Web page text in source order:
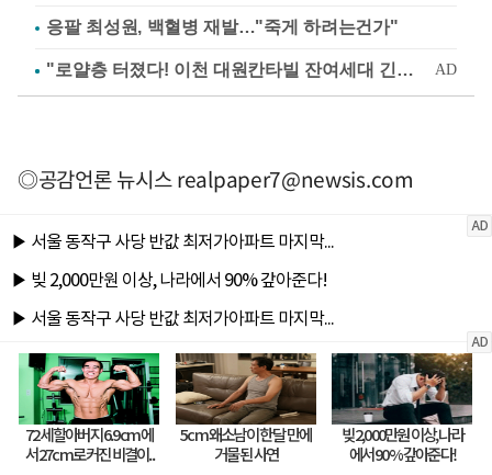
응팔 최성원, 백혈병 재발…"죽게 하려는건가"
◎공감언론 뉴시스realpaper7@newsis.com